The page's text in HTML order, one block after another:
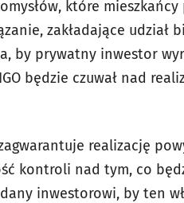
które
zakładające udział
by prywatny inwestor
będzie czuwał nad
realizację
kontroli nad tym, co
inwestorowi, by ten